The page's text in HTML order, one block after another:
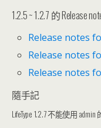
1.2.5 ~ 1.2.7 的 Release
Release notes
Release notes
Release notes
隨手記
LifeType 1.2.7 不能使用